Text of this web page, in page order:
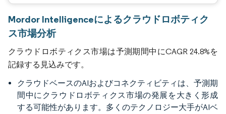
Mordor Intelligenceによるクラウドロボティク
ス市場分析
クラウドロボティクス市場は予測期間中にCAGR 24.8%を
記録する見込みです。
クラウドベースのAIおよびコネクティビティは、予測期
間中にクラウドロボティクス市場の発展を大きく形成
する可能性があります。多くのテクノロジー大手がAIベ